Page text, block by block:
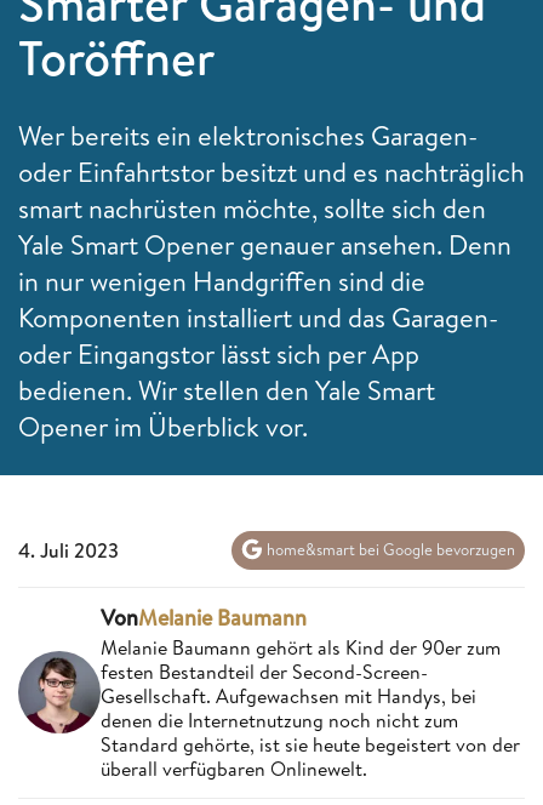
Toröffner
Wer bereits ein elektronisches Garagen-
oder Einfahrtstor besitzt und es nachträglich
smart nachrüsten möchte, sollte sich den
Yale Smart Opener genauer ansehen. Denn
in nur wenigen Handgriffen sind die
Komponenten installiert und das Garagen-
oder Eingangstor lässt sich per App
bedienen. Wir stellen den Yale Smart
Opener im Überblick vor.
4. Juli 2023 home&smart bei Google bevorzugen
VonMelanie Baumann
Melanie Baumann gehört als Kind der 90er zum
festen Bestandteil der Second-Screen-
Gesellschaft. Aufgewachsen mit Handys, bei
denen die Internetnutzung noch nicht zum
Standard gehörte, ist sie heute begeistert von der
überall verfügbaren Onlinewelt.